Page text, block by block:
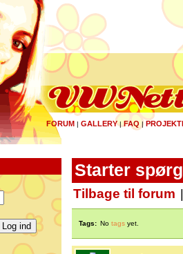
FORUM | GALLERY|FAQ |
Starter
Tilbage til forum
Tags: No tags yet.